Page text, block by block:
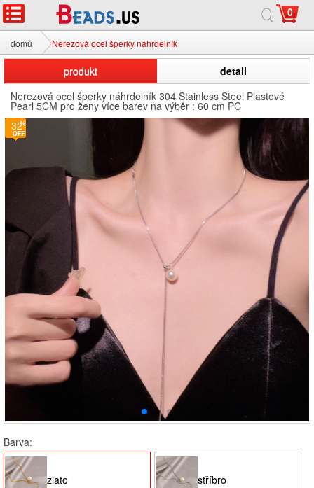
0
domů Nerezová ocel šperky náhrdelník
produkt
detail
Nerezová ocel šperky náhrdelník 304 Stainless Steel Plastové
Pearl 5CM pro ženy více barev na výběr : 60 cm PC
32
Barva:
zlato stříbro